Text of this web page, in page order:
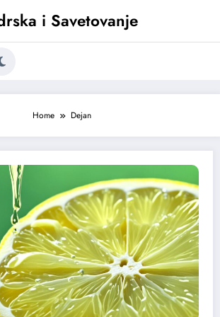
i Savetovanje
Home Dejan